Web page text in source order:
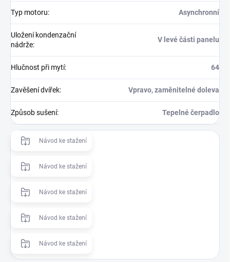
Typ motoru: Asynchronní
Uložení kondenzační
nádrže:
V levé části panelu
Hlučnost při mytí: 64
Zavěšení dvířek: Vpravo, zaměnitelné doleva
Způsob sušení: Tepelné čerpadlo
Návod ke stažení
Návod ke stažení
Návod ke stažení
Návod ke stažení
Návod ke stažení